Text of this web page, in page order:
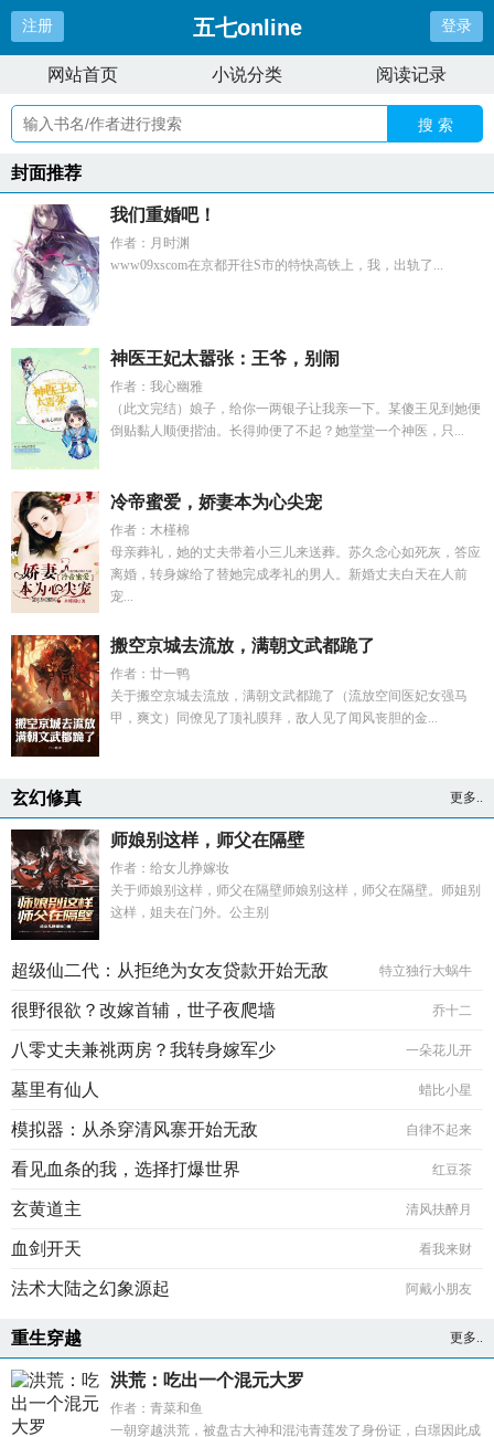
注册 五七online 登录
网站首页 小说分类 阅读记录
搜 索
封面推荐
我们重婚吧！
作者：月时渊
www09xscom在京都开往S市的特快高铁上，我，出轨了...
神医王妃太嚣张：王爷，别闹
作者：我心幽雅
（此文完结）娘子，给你一两银子让我亲一下。某傻王见到她便
倒贴黏人顺便揩油。长得帅便了不起？她堂堂一个神医，只...
冷帝蜜爱，娇妻本为心尖宠
作者：木槿棉
母亲葬礼，她的丈夫带着小三儿来送葬。苏久念心如死灰，答应
离婚，转身嫁给了替她完成孝礼的男人。新婚丈夫白天在人前
宠...
搬空京城去流放，满朝文武都跪了
作者：廿一鸭
关于搬空京城去流放，满朝文武都跪了（流放空间医妃女强马
甲，爽文）同僚见了顶礼膜拜，敌人见了闻风丧胆的金...
玄幻修真 更多..
师娘别这样，师父在隔壁
作者：给女儿挣嫁妆
关于师娘别这样，师父在隔壁师娘别这样，师父在隔壁。师姐别
这样，姐夫在门外。公主别
超级仙二代：从拒绝为女友贷款开始无敌 特立独行大蜗牛
很野很欲？改嫁首辅，世子夜爬墙 乔十二
八零丈夫兼祧两房？我转身嫁军少 一朵花儿开
墓里有仙人 蜡比小星
模拟器：从杀穿清风寨开始无敌 自律不起来
看见血条的我，选择打爆世界 红豆茶
玄黄道主 清风扶醉月
血剑开天 看我来财
法术大陆之幻象源起 阿戴小朋友
重生穿越 更多..
洪荒：吃出一个混元大罗
作者：青菜和鱼
一朝穿越洪荒，被盘古大神和混沌青莲发了身份证，白璟因此成